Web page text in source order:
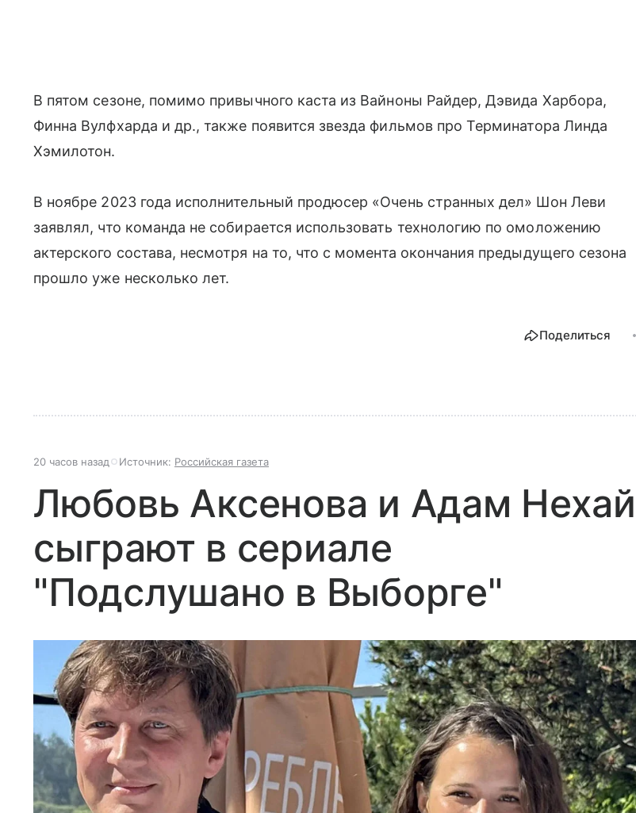
В пятом сезоне, помимо привычного каста из Вайноны Райдер, Дэвида Харбора,
Финна Вулфхарда и др., также появится звезда фильмов про Терминатора Линда
Хэмилотон.
В ноябре 2023 года исполнительный продюсер «Очень странных дел» Шон Леви
заявлял, что команда не собирается использовать технологию по омоложению
актерского состава, несмотря на то, что с момента окончания предыдущего сезона
прошло уже несколько лет.
Поделиться
20 часов назад Источник: Российская газета
Любовь Аксенова и Адам Нехай
сыграют в сериале
"Подслушано в Выборге"